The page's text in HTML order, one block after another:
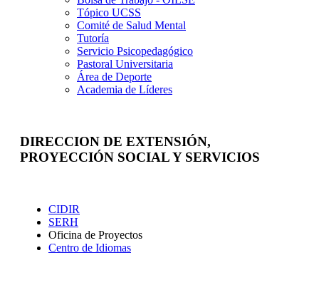
Tópico UCSS
Comité de Salud Mental
Tutoría
Servicio Psicopedagógico
Pastoral Universitaria
Área de Deporte
Academia de Líderes
DIRECCION DE EXTENSIÓN,
PROYECCIÓN SOCIAL Y SERVICIOS
CIDIR
SERH
Oficina de Proyectos
Centro de Idiomas